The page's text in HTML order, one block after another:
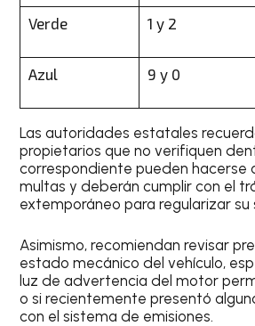
Verde
1 y 2
Azul
9 y 0
Las autoridades estatales
propietarios que no verifiquen
correspondiente pueden hacerse
multas y deberán cumplir con el
extemporáneo para regularizar su
Asimismo, recomiendan revisar
estado mecánico del vehículo,
luz de advertencia del motor
o si recientemente presentó
con el sistema de emisiones.